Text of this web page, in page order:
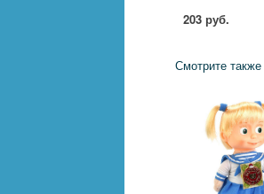
203 руб.
Смотрите также